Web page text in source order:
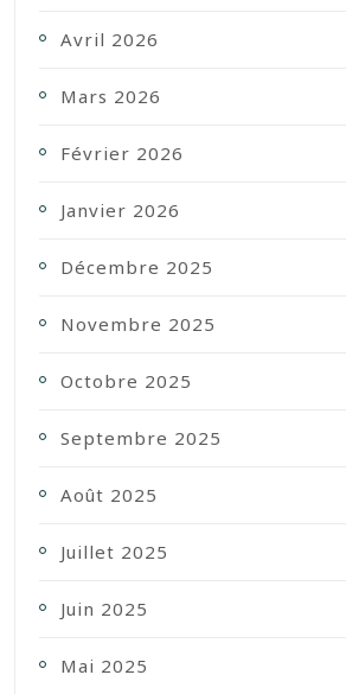
Avril 2026
Mars 2026
Février 2026
Janvier 2026
Décembre 2025
Novembre 2025
Octobre 2025
Septembre 2025
Août 2025
Juillet 2025
Juin 2025
Mai 2025